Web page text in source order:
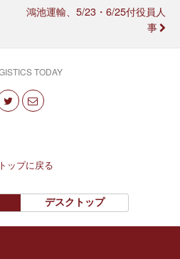
鴻池運輸、5/23・6/25付役員人
事
TODAY
トップに戻る
デスクトップ